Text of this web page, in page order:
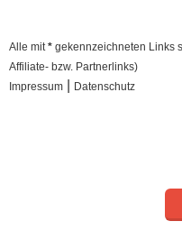
Alle mit* gekennzeichneten Links
Affiliate- bzw. Partnerlinks)
Impressum
Datenschutz